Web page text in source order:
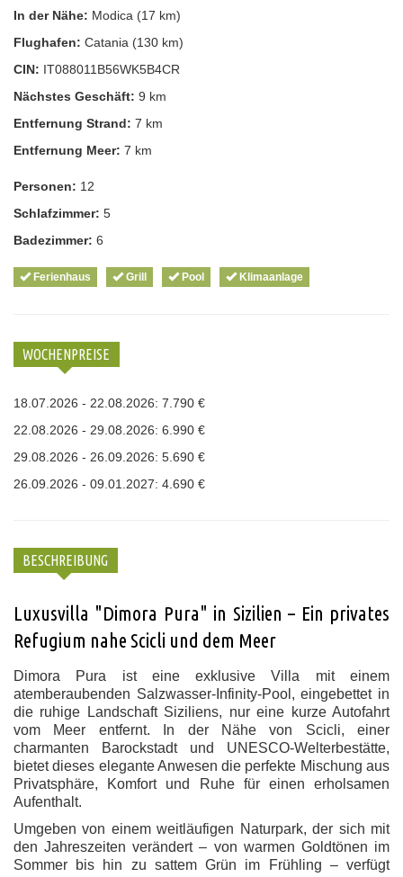
In der Nähe: Modica (17 km)
Flughafen: Catania (130 km)
CIN: IT088011B56WK5B4CR
Nächstes Geschäft: 9 km
Entfernung Strand: 7 km
Entfernung Meer: 7 km
Personen: 12
Schlafzimmer: 5
Badezimmer: 6
Ferienhaus Grill Pool Klimaanlage
WOCHENPREISE
18.07.2026 - 22.08.2026: 7.790 €
22.08.2026 - 29.08.2026: 6.990 €
29.08.2026 - 26.09.2026: 5.690 €
26.09.2026 - 09.01.2027: 4.690 €
BESCHREIBUNG
Luxusvilla "Dimora Pura" in Sizilien – Ein privates
Refugium nahe Scicli und dem Meer
Dimora Pura ist eine exklusive Villa mit einem
atemberaubenden Salzwasser-Infinity-Pool, eingebettet in
die ruhige Landschaft Siziliens, nur eine kurze Autofahrt
vom Meer entfernt. In der Nähe von Scicli, einer
charmanten Barockstadt und UNESCO-Welterbestätte,
bietet dieses elegante Anwesen die perfekte Mischung aus
Privatsphäre, Komfort und Ruhe für einen erholsamen
Aufenthalt.
Umgeben von einem weitläufigen Naturpark, der sich mit
den Jahreszeiten verändert – von warmen Goldtönen im
Sommer bis hin zu sattem Grün im Frühling – verfügt